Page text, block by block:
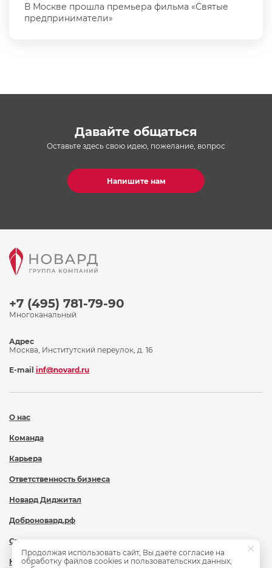
В Москве прошла премьера фильма «Святые
предприниматели»
Давайте общаться
Оставьте здесь свою идею, пожелание, вопрос
Напишите нам
+7 (495) 781-79-90
Многоканальный
О нас
Команда
Карьера
Ответственность бизнеса
Новард Диджитал
Доброновард.рф
Статьи
Новости
Адрес
Москва, Институтский переулок, д. 16
E-mail inf@novard.ru
Продолжая использовать сайт, Вы даете согласие на
обработку файлов cookies и пользовательских данных,